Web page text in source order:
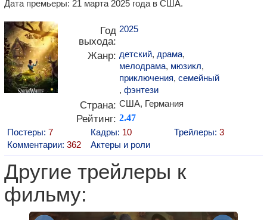
Дата премьеры: 21 марта 2025 года в США.
Год
выхода:
2025
Жанр: детский, драма,
мелодрама, мюзикл,
приключения, семейный
, фэнтези
Страна: США, Германия
Рейтинг: 2.47
Постеры: 7 Кадры: 10 Трейлеры: 3
Комментарии: 362 Актеры и роли
Другие трейлеры к
фильму: